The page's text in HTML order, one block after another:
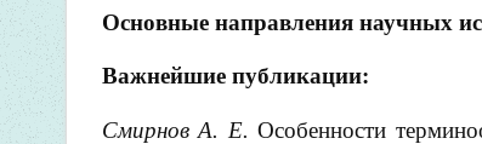
Основные направления научных
Важнейшие публикации:
Смирнов А. Е. Особенности